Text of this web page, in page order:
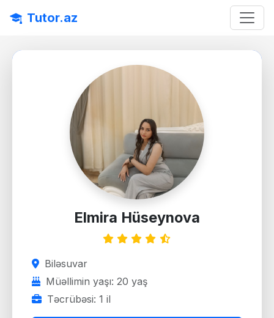
Tutor.az
Elmira Hüseynova
Biləsuvar
Müəllimin yaşı: 20 yaş
Təcrübəsi: 1 il